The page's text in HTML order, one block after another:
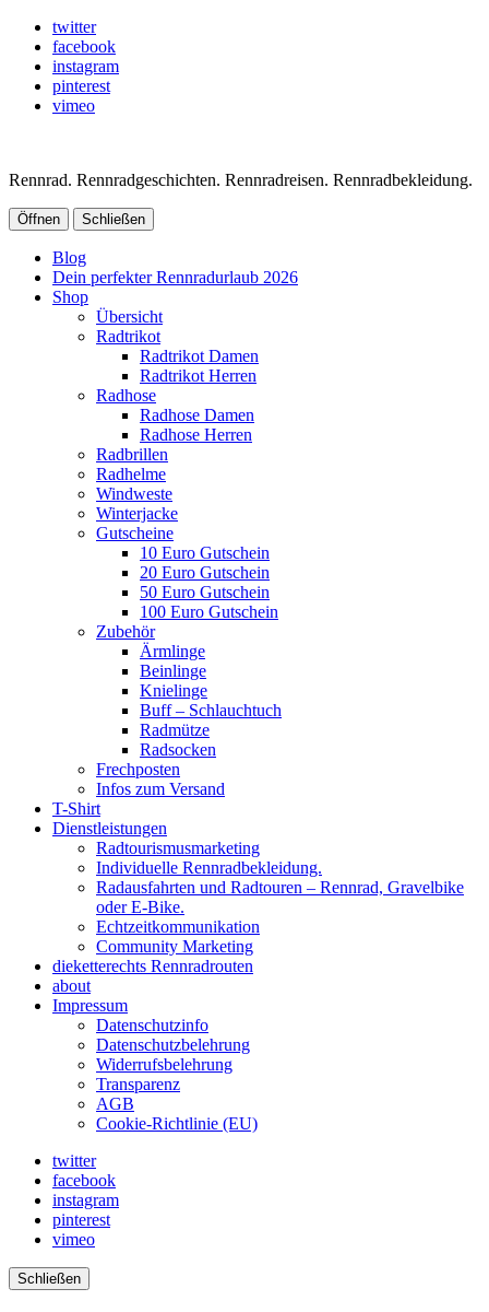
twitter
facebook
instagram
pinterest
vimeo
Rennrad. Rennradgeschichten. Rennradreisen. Rennradbekleidung.
Öffnen Schließen
Blog
Dein perfekter Rennradurlaub 2026
Shop
Übersicht
Radtrikot
Radtrikot Damen
Radtrikot Herren
Radhose
Radhose Damen
Radhose Herren
Radbrillen
Radhelme
Windweste
Winterjacke
Gutscheine
10 Euro Gutschein
20 Euro Gutschein
50 Euro Gutschein
100 Euro Gutschein
Zubehör
Ärmlinge
Beinlinge
Knielinge
Buff – Schlauchtuch
Radmütze
Radsocken
Frechposten
Infos zum Versand
T-Shirt
Dienstleistungen
Radtourismusmarketing
Individuelle Rennradbekleidung.
Radausfahrten und Radtouren – Rennrad, Gravelbike
oder E-Bike.
Echtzeitkommunikation
Community Marketing
dieketterechts Rennradrouten
about
Impressum
Datenschutzinfo
Datenschutzbelehrung
Widerrufsbelehrung
Transparenz
AGB
Cookie-Richtlinie (EU)
twitter
facebook
instagram
pinterest
vimeo
Schließen